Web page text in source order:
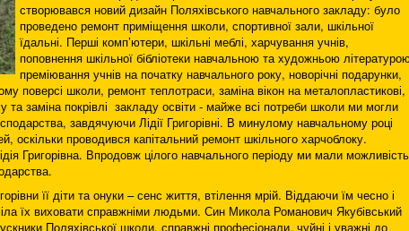
створювався новий дизайн Поляхівського навчального закладу: було
проведено ремонт приміщення школи, спортивної зали, шкільної
їдальні. Перші комп’ютери, шкільні меблі, харчування учнів,
поповнення шкільної бібліотеки навчальною та художньою
преміювання учнів на початку навчального року, новорічні подарунки,
поверсі школи, ремонт теплотраси, заміна вікон на металопластикові,
заміна покрівлі закладу освіти - майже всі потреби школи ми могли
завдячуючи Лідії Григорівні. В минулому навчальному році
оскільки проводився капітальний ремонт шкільного харчоблоку.
Григорівна. Впродовж цілого навчального періоду ми мали можливість
її діти та онуки – сенс життя, втілення мрій. Віддаючи їм чесно і
їх виховати справжніми людьми. Син Микола Романович Якубівський
Поляхівської школи, справжні професіонали, чуйні і уважні до